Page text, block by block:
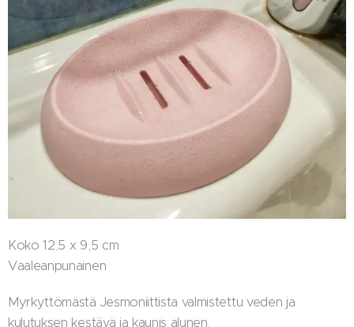
Koko 12,5 x 9,5 cm
Vaaleanpunainen
Myrkyttömästä Jesmoniittista valmistettu veden ja
kulutuksen kestävä ja kaunis alunen.